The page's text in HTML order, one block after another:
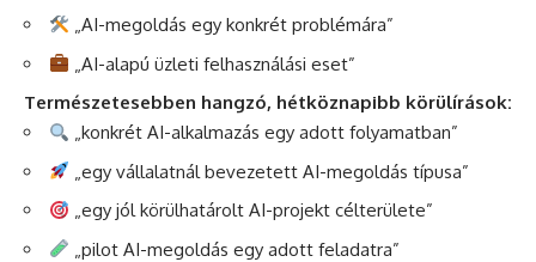
„AI-megoldás egy konkrét problémára”
„AI-alapú üzleti felhasználási eset”
Természetesebben hangzó, hétköznapibb körülírások:
„konkrét AI-alkalmazás egy adott folyamatban”
„egy vállalatnál bevezetett AI-megoldás típusa”
„egy jól körülhatárolt AI-projekt célterülete”
„pilot AI-megoldás egy adott feladatra”